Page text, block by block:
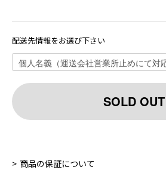
配送先情報をお選び下さい
SOLD OUT
商品の保証について